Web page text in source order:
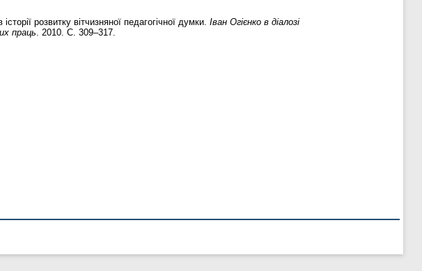
розвитку вітчизняної педагогічної думки. Іван Огієнко в діалозі
праць. 2010. С. 309–317.